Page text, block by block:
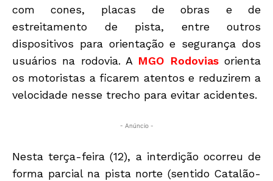
com cones, placas de obras e de
estreitamento de pista, entre outros
dispositivos para orientação e segurança dos
usuários na rodovia. A MGO Rodovias orienta
os motoristas a ficarem atentos e reduzirem a
velocidade nesse trecho para evitar acidentes.
- Anúncio -
Nesta terça-feira (12), a interdição ocorreu de
forma parcial na pista norte (sentido Catalão-